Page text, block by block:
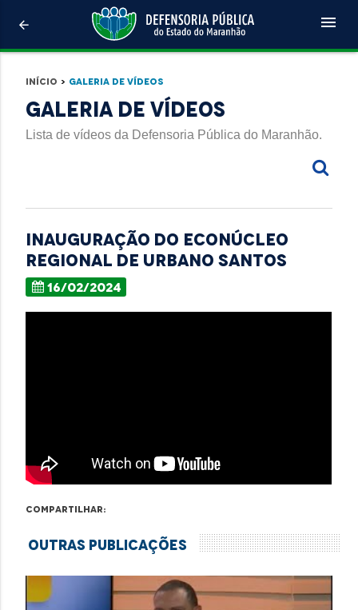
arrow_back menu
Início > Galeria de Vídeos
Galeria de Vídeos
Lista de vídeos da Defensoria Pública do Maranhão.
Inauguração do Econúcleo
Regional de Urbano Santos
16/02/2024
Compartilhar:
Outras Publicações